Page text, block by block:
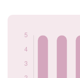
Popularité du
année